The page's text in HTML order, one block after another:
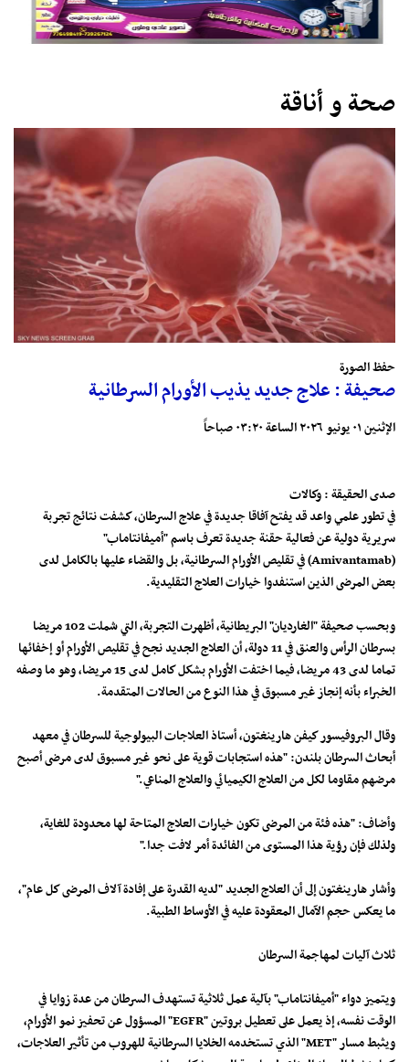
صحة و أناقة
حفظ الصورة
صحيفة : علاج جديد يذيب الأورام السرطانية
الإثنين ٠١ يونيو ٢٠٢٦ الساعة ٠٣:٢٠ صباحاً
صدى الحقيقة : وكالات
في تطور علمي واعد قد يفتح آفاقا جديدة في علاج السرطان، كشفت نتائج تجربة
سريرية دولية عن فعالية حقنة جديدة تعرف باسم "أميفانتاماب"
(Amivantamab) في تقليص الأورام السرطانية، بل والقضاء عليها بالكامل لدى
بعض المرضى الذين استنفدوا خيارات العلاج التقليدية.
وبحسب صحيفة "الغارديان" البريطانية، أظهرت التجربة، التي شملت 102 مريضا
بسرطان الرأس والعنق في 11 دولة، أن العلاج الجديد نجح في تقليص الأورام أو إخفائها
تماما لدى 43 مريضا، فيما اختفت الأورام بشكل كامل لدى 15 مريضا، وهو ما وصفه
الخبراء بأنه إنجاز غير مسبوق في هذا النوع من الحالات المتقدمة.
وقال البروفيسور كيفن هارينغتون، أستاذ العلاجات البيولوجية للسرطان في معهد
أبحاث السرطان بلندن: "هذه استجابات قوية على نحو غير مسبوق لدى مرضى أصبح
مرضهم مقاوما لكل من العلاج الكيميائي والعلاج المناعي."
وأضاف: "هذه فئة من المرضى تكون خيارات العلاج المتاحة لها محدودة للغاية،
ولذلك فإن رؤية هذا المستوى من الفائدة أمر لافت جدا."
وأشار هارينغتون إلى أن العلاج الجديد "لديه القدرة على إفادة آلاف المرضى كل عام"،
ما يعكس حجم الآمال المعقودة عليه في الأوساط الطبية.
ثلاث آليات لمهاجمة السرطان
ويتميز دواء "أميفانتاماب" بآلية عمل ثلاثية تستهدف السرطان من عدة زوايا في
الوقت نفسه، إذ يعمل على تعطيل بروتين "EGFR" المسؤول عن تحفيز نمو الأورام،
ويثبط مسار "MET" الذي تستخدمه الخلايا السرطانية للهروب من تأثير العلاجات،